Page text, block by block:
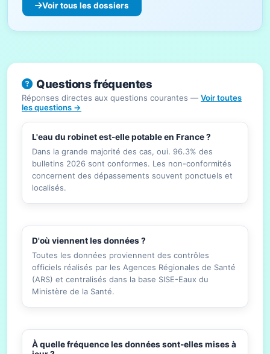
Voir tous les dossiers
Questions fréquentes
Réponses directes aux questions courantes — Voir toutes
les questions →
L'eau du robinet est-elle potable en France ?
Dans la grande majorité des cas, oui. 96.3% des
bulletins 2026 sont conformes. Les non-conformités
concernent des dépassements souvent ponctuels et
localisés.
D'où viennent les données ?
Toutes les données proviennent des contrôles
officiels réalisés par les Agences Régionales de Santé
(ARS) et centralisés dans la base SISE-Eaux du
Ministère de la Santé.
À quelle fréquence les données sont-elles mises à